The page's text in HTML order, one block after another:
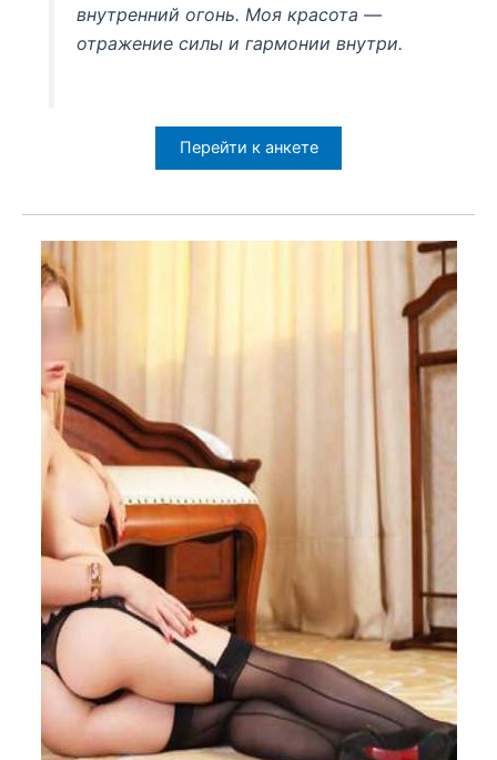
внутренний огонь. Моя красота —
отражение силы и гармонии внутри.
Перейти к анкете